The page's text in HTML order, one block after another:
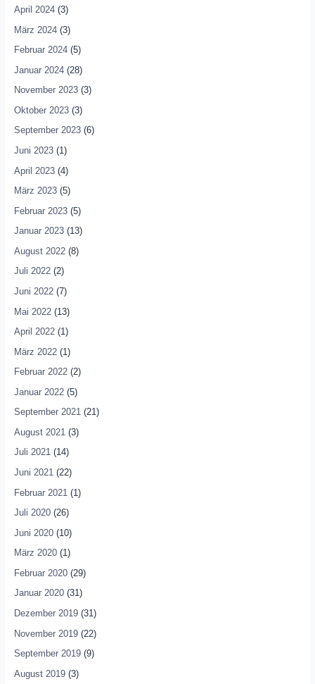
April 2024(3)
März 2024(3)
Februar 2024(5)
Januar 2024(28)
November 2023(3)
Oktober 2023(3)
September 2023(6)
Juni 2023(1)
April 2023(4)
März 2023(5)
Februar 2023(5)
Januar 2023(13)
August 2022(8)
Juli 2022(2)
Juni 2022(7)
Mai 2022(13)
April 2022(1)
März 2022(1)
Februar 2022(2)
Januar 2022(5)
September 2021(21)
August 2021 (3)
Juli 2021(14)
Juni 2021(22)
Februar 2021 (1)
Juli 2020(26)
Juni 2020(10)
März 2020(1)
Februar 2020(29)
Januar 2020(31)
Dezember 2019(31)
November 2019(22)
September 2019(9)
August 2019(3)